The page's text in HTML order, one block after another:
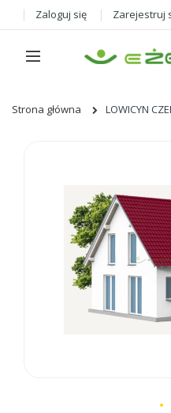
Zaloguj się Zarejestruj
Strona główna LOWICYN